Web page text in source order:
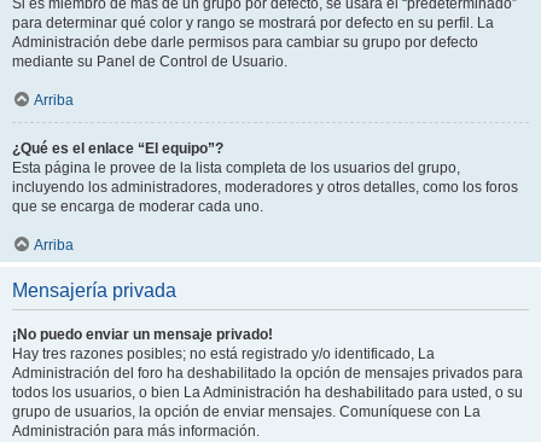
Si es miembro de más de un grupo por defecto, se usará el “predeterminado”
para determinar qué color y rango se mostrará por defecto en su perfil. La
Administración debe darle permisos para cambiar su grupo por defecto
mediante su Panel de Control de Usuario.
Arriba
¿Qué es el enlace “El equipo”?
Esta página le provee de la lista completa de los usuarios del grupo,
incluyendo los administradores, moderadores y otros detalles, como los foros
que se encarga de moderar cada uno.
Arriba
Mensajería privada
¡No puedo enviar un mensaje privado!
Hay tres razones posibles; no está registrado y/o identificado, La
Administración del foro ha deshabilitado la opción de mensajes privados para
todos los usuarios, o bien La Administración ha deshabilitado para usted, o su
grupo de usuarios, la opción de enviar mensajes. Comuníquese con La
Administración para más información.